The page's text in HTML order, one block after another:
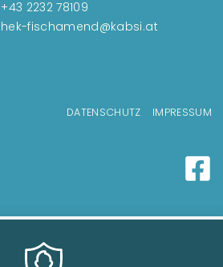
+43 2232 78109
fischamend@kabsi.at
DATENSCHUTZ IMPRESSUM